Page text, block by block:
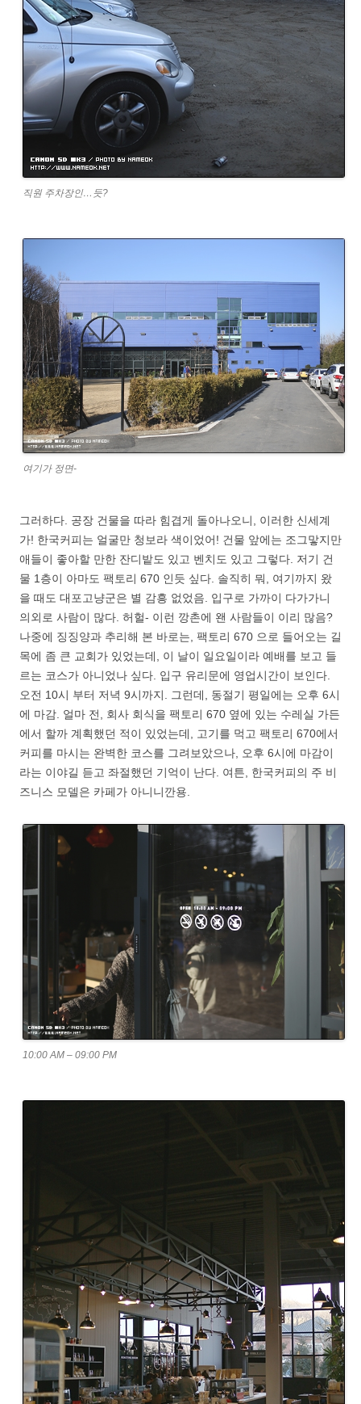
직원 주차장인…듯?
여기가 정면-
그러하다. 공장 건물을 따라 힘겹게 돌아나오니, 이러한 신세계
가! 한국커피는 얼굴만 청보라 색이었어! 건물 앞에는 조그맣지만
애들이 좋아할 만한 잔디밭도 있고 벤치도 있고 그렇다. 저기 건
물 1층이 아마도 팩토리 670 인듯 싶다. 솔직히 뭐, 여기까지 왔
을 때도 대포고냥군은 별 감흥 없었음. 입구로 가까이 다가가니
의외로 사람이 많다. 허헐- 이런 깡촌에 왠 사람들이 이리 많음?
나중에 징징양과 추리해 본 바로는, 팩토리 670 으로 들어오는 길
목에 좀 큰 교회가 있었는데, 이 날이 일요일이라 예배를 보고 들
르는 코스가 아니었나 싶다. 입구 유리문에 영업시간이 보인다.
오전 10시 부터 저녁 9시까지. 그런데, 동절기 평일에는 오후 6시
에 마감. 얼마 전, 회사 회식을 팩토리 670 옆에 있는 수레실 가든
에서 할까 계획했던 적이 있었는데, 고기를 먹고 팩토리 670에서
커피를 마시는 완벽한 코스를 그려보았으나, 오후 6시에 마감이
라는 이야길 듣고 좌절했던 기억이 난다. 여튼, 한국커피의 주 비
즈니스 모델은 카페가 아니니깐용.
10:00 AM – 09:00 PM